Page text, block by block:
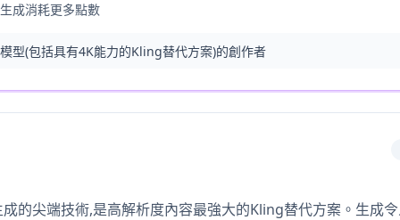
成消耗更多點數
型(包括具有4K能力的Kling替代方案)的創作者
的尖端技術,是高解析度內容最強大的Kling替代方案。生成